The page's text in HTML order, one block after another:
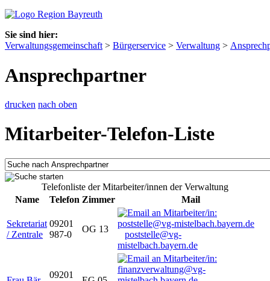
Sie sind hier:
Verwaltungsgemeinschaft > Bürgerservice > Verwaltung >
Ansprechpartner
drucken nach oben
Mitarbeiter-Telefon-Liste
Telefonliste der Mitarbeiter/innen der Verwaltung
Name
Telefon Zimmer Mail
Sekretariat
/ Zentrale
09201
987-0
OG 13
poststelle@vg-
mistelbach.bayern.de
09201